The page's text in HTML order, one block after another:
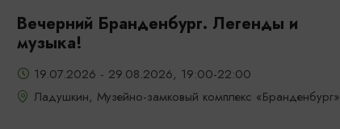
Вечерний Бранденбург. Легенды и
музыка!
19.07.2026 - 29.08.2026, 19:00-22:00
Ладушкин, Музейно-замковый комплекс «Бранденбург»